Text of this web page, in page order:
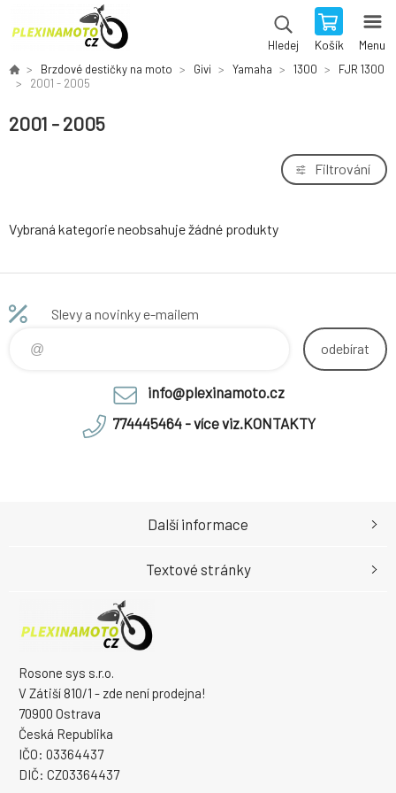
Hledej Košík Menu
Brzdové destičky na moto Givi Yamaha 1300
FJR 1300
2001 - 2005
2001 - 2005
Filtrování
Vybraná kategorie neobsahuje žádné produkty
Slevy a novinky e-mailem
odebírat
info@plexinamoto.cz
774445464 - více viz.KONTAKTY
Rosone sys s.r.o.
V Zátiší 810/1 - zde není prodejna!
70900 Ostrava
Česká Republika
IČO: 03364437
DIČ: CZ03364437
Další informace
Textové stránky